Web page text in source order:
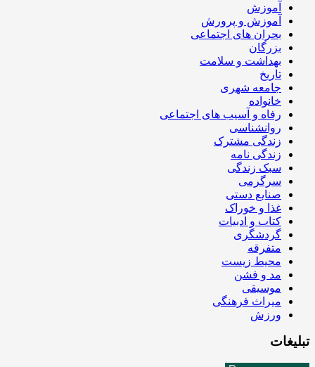
آموزش
آموزش و پرورش
بحران های اجتماعی
بزرگان
بهداشت و سلامت
تاریخ
جامعه شهری
خانواده
رفاه و آسیب های اجتماعی
روانشناسی
زندگی مشترک
زندگی نامه
سبک زندگی
سرگرمی
صنایع دستی
غذا و خوراک
کتاب و ادبیات
گردشگری
متفرقه
محیط زیست
مد و فشن
موسیقی
میراث فرهنگی
ورزش
تبلیغات